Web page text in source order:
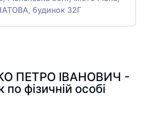
будинок 32Г
ПЕТРО ІВАНОВИЧ -
фізичній особі